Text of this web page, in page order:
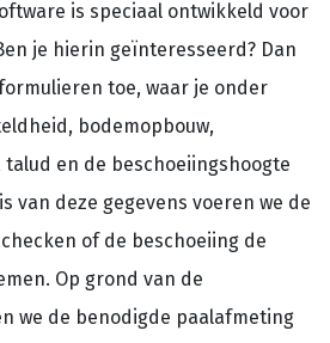
is speciaal ontwikkeld voor
je hierin geïnteresseerd? Dan
toe, waar je onder
bodemopbouw,
en de beschoeiingshoogte
van deze gegevens voeren we de
of de beschoeiing de
Op grond van de
we de benodigde paalafmeting